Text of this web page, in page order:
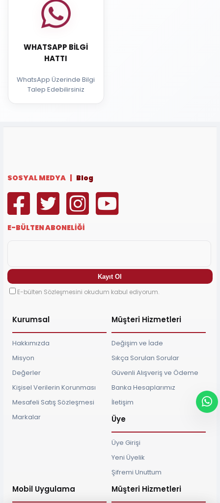
WHATSAPP BILGI
HATTI
WhatsApp Üzerinde Bilgi
Talep Edebilirsiniz
SOSYAL MEDYA | Blog
E-BÜLTEN ABONELİĞİ
E-bülten Sözleşmesini okudum kabul ediyorum.
Kurumsal
Hakkımızda
Misyon
Değerler
Kişisel Verilerin Korunması
Mesafeli Satış Sözleşmesi
Markalar
Müşteri Hizmetleri
Değişim ve İade
Sıkça Sorulan Sorular
Güvenli Alışveriş ve Ödeme
Banka Hesaplarımız
İletişim
Üye
Üye Girişi
Yeni Üyelik
Şifremi Unuttum
Mobil Uygulama Müşteri Hizmetleri